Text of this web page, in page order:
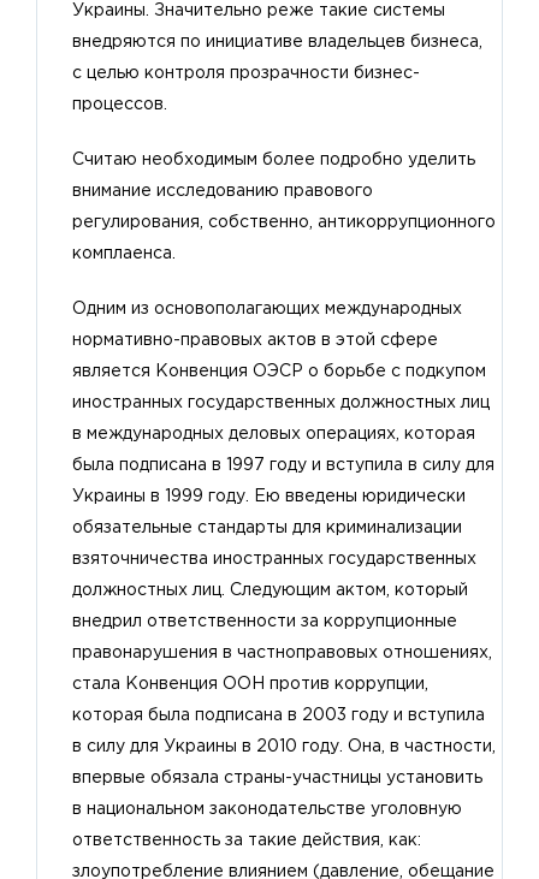
Украины. Значительно реже такие системы
внедряются по инициативе владельцев бизнеса,
с целью контроля прозрачности бизнес-
процессов.
Считаю необходимым более подробно уделить
внимание исследованию правового
регулирования, собственно, антикоррупционного
комплаенса.
Одним из основополагающих международных
нормативно-правовых актов в этой сфере
является Конвенция ОЭСР о борьбе с подкупом
иностранных государственных должностных лиц
в международных деловых операциях, которая
была подписана в 1997 году и вступила в силу для
Украины в 1999 году. Ею введены юридически
обязательные стандарты для криминализации
взяточничества иностранных государственных
должностных лиц. Следующим актом, который
внедрил ответственности за коррупционные
правонарушения в частноправовых отношениях,
стала Конвенция ООН против коррупции,
которая была подписана в 2003 году и вступила
в силу для Украины в 2010 году. Она, в частности,
впервые обязала страны-участницы установить
в национальном законодательстве уголовную
ответственность за такие действия, как:
злоупотребление влиянием (давление, обещание